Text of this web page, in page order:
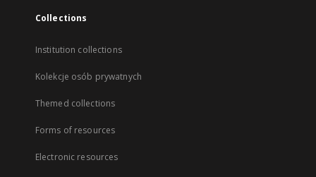
Collections
Institution collections
Kolekcje osób prywatnych
Themed collections
Forms of resources
Electronic resources